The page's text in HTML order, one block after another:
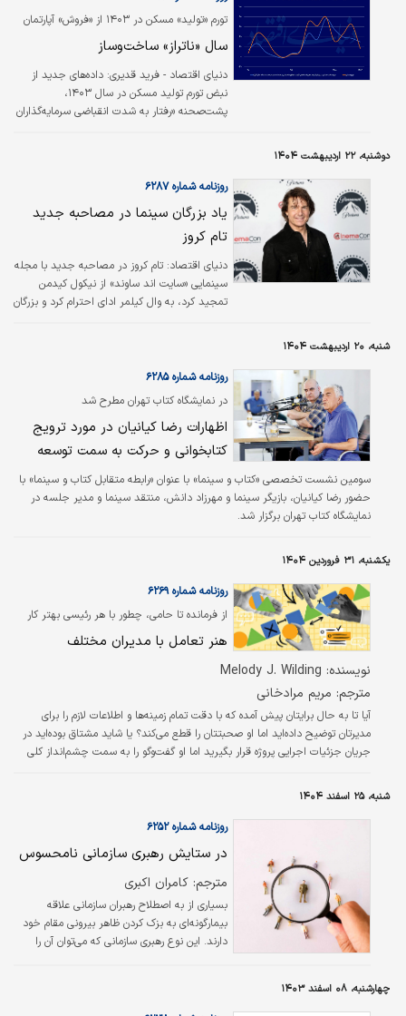
تورم «تولید» مسکن در ۱۴۰۳ از «فروش» آپارتمان
سبقت گرفت؛
سال «ناتراز» ساخت‏‏‌وساز
دنیای اقتصاد - فرید قدیری: داده‌‌‌های جدید از
نبض تورم تولید مسکن در سال ۱۴۰۳،
پشت‌‌‌صحنه «رفتار به شدت انقباضی سرمایه‌گذاران
عنوان «سناریوی برقی از تورم مسکن» به چاپ رسید
که در آن، نتایج نظرسنجی از مدیران شرکت‌های
ساختمانی درباره «وضعیت سرمایه‌گذاری و فروش
ساختمان» شرح داده شده بود.
دوشنبه، ۲۲ اردیبهشت ۱۴۰۴
روزنامه شماره ۶۲۸۷
یاد بزرگان سینما در مصاحبه جدید
تام کروز
دنیای اقتصاد: تام کروز در مصاحبه جدید با مجله
سینمایی «سایت‌ اند ساوند» از نیکول کیدمن
تمجید کرد، به وال کیلمر ادای احترام کرد و بزرگان
شنبه، ۲۰ اردیبهشت ۱۴۰۴
در نمایشگاه کتاب تهران مطرح شد
روزنامه شماره ۶۲۸۵
اظهارات رضا کیانیان در مورد ترویج
کتابخوانی و حرکت به سمت توسعه
سومین نشست تخصصی «کتاب و سینما» با عنوان «رابطه متقابل کتاب و سینما» با
حضور رضا کیانیان، بازیگر سینما و مهرزاد دانش، منتقد سینما و مدیر جلسه در
نمایشگاه کتاب تهران برگزار شد.
یکشنبه، ۳۱ فروردین ۱۴۰۴
از فرمانده تا حامی، چطور با هر رئیسی بهتر کار
روزنامه شماره ۶۲۶۹
هنر تعامل با مدیران مختلف
نویسنده: Melody J. Wilding
مترجم: مریم مرادخانی
آیا تا به حال برایتان پیش آمده که با دقت تمام زمینه‏‏‌ها و اطلاعات لازم را برای
مدیرتان توضیح داده‏‏‌اید اما او صحبتتان را قطع می‌کند؟ یا شاید مشتاق بوده‏‏‌اید در
جریان جزئیات اجرایی پروژه قرار بگیرید اما او گفت‏‏‌وگو را به سمت چشم‏‏‌انداز کلی
کاری را انجام می‏‏‌دهید که از نظر منطقی درست است اما انگار جواب نمی‏‏‌گیرید.
ناهماهنگی‏‏‌ها معمولا ارتباطی به…
شنبه، ۲۵ اسفند ۱۴۰۴
روزنامه شماره ۶۲۵۲
در ستایش رهبری سازمانی نامحسوس
مترجم: کامران اکبری
بسیاری از به اصطلاح رهبران سازمانی علاقه
بیمارگونه‌‌‌ای به بزک کردن ظاهر بیرونی مقام خود
دارند. این نوع رهبری سازمانی که می‌توان آن را
چهارشنبه، ۰۸ اسفند ۱۴۰۳